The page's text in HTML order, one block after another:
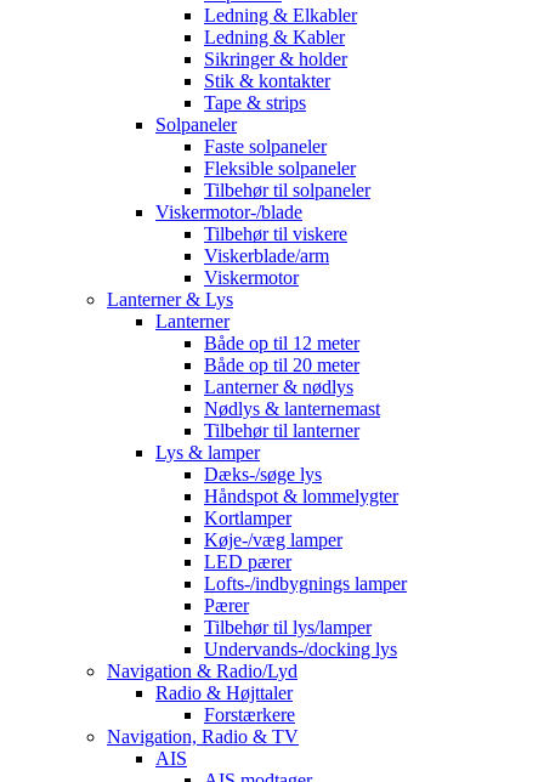
Ledning & Elkabler
Ledning & Kabler
Sikringer & holder
Stik & kontakter
Tape & strips
Solpaneler
Faste solpaneler
Fleksible solpaneler
Tilbehør til solpaneler
Viskermotor-/blade
Tilbehør til viskere
Viskerblade/arm
Viskermotor
Lanterner & Lys
Lanterner
Både op til 12 meter
Både op til 20 meter
Lanterner & nødlys
Nødlys & lanternemast
Tilbehør til lanterner
Lys & lamper
Dæks-/søge lys
Håndspot & lommelygter
Kortlamper
Køje-/væg lamper
LED pærer
Lofts-/indbygnings lamper
Pærer
Tilbehør til lys/lamper
Undervands-/docking lys
Navigation & Radio/Lyd
Radio & Højttaler
Forstærkere
Navigation, Radio & TV
AIS